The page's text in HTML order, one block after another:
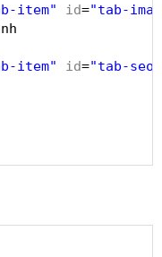
item" id="tab-
item" id="tab-seo"